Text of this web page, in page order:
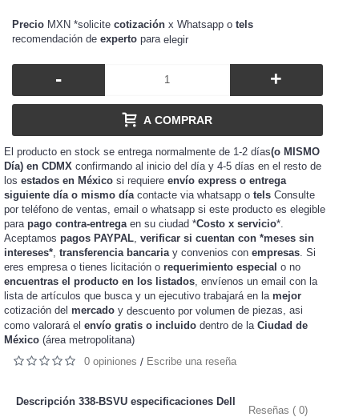
Precio MXN *solicite cotización x Whatsapp o tels
recomendación de experto para elegir
- +
A COMPRAR
El producto en stock se entrega normalmente de 1-2 días(o MISMO
Día) en CDMX confirmando al inicio del día y 4-5 días en el resto de
los estados en México si requiere envío express o entrega
siguiente día o mismo día contacte via whatsapp o tels Consulte
por teléfono de ventas, email o whatsapp si este producto es elegible
para pago contra-entrega en su ciudad *Costo x servicio*.
Aceptamos pagos PAYPAL verificar si cuentan con *meses sin
intereses* transferencia bancaria y convenios con empresas . Si
eres empresa o tienes licitación o requerimiento especial o no
encuentras el producto en los listados, envíenos un email con la
lista de artículos que busca y un ejecutivo trabajará en la mejor
cotización del mercado y descuento por volumen de piezas, asi
como valorará el envío gratis o incluido dentro de la Ciudad de
México (área metropolitana)
0 opiniones / Escribe una reseña
Descripción 338-BSVU especificaciones Dell
Reseñas ( 0)